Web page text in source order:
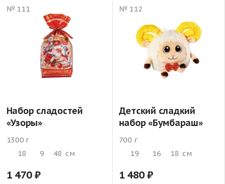
№ 111
Набор сладостей
«Узоры»
1300 г
18
9 48 см
1 470
№ 112
Детский сладкий
набор «Бумбараш»
700 г
19
16 18 см
1 480